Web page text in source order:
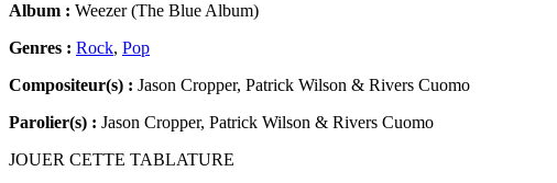
Album : Weezer (The Blue Album)
Genres : Rock, Pop
Compositeur(s) : Jason Cropper, Patrick Wilson & Rivers Cuomo
Parolier(s) : Jason Cropper, Patrick Wilson & Rivers Cuomo
JOUER CETTE TABLATURE